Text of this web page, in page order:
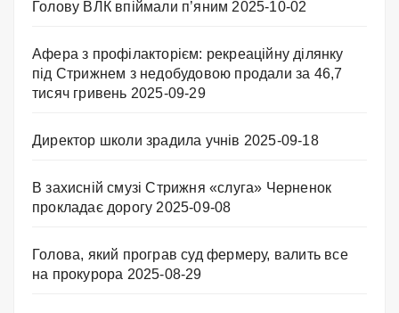
Голову ВЛК впіймали п’яним 2025-10-02
Афера з профілакторієм: рекреаційну ділянку
під Стрижнем з недобудовою продали за 46,7
тисяч гривень 2025-09-29
Директор школи зрадила учнів 2025-09-18
В захисній смузі Стрижня «слуга» Черненок
прокладає дорогу 2025-09-08
Голова, який програв суд фермеру, валить все
на прокурора 2025-08-29